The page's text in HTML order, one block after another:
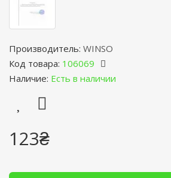
Производитель: WINSO
Код товара: 106069
Наличие: Есть в наличии
123₴